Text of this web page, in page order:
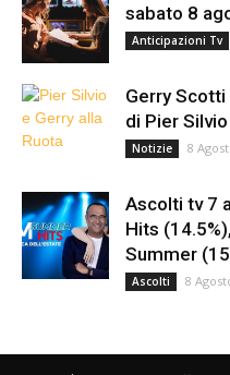
sabato 8
Anticipazioni Tv
Gerry
di Pier
Notizie 8
Ascolti tv 7
Hits
Summer
Ascolti 8